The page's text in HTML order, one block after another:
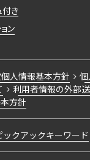
付き
ン
人情報基本方針
利用者情報の外部
方針
ックアックキーワード